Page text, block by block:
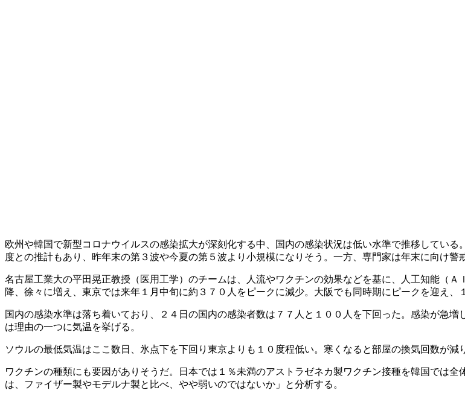
欧州や韓国で新型コロナウイルスの感染拡大が深刻化する中、国内の感染状況は低い水準で推移してい
度との推計もあり、昨年末の第３波や今夏の第５波より小規模になりそう。一方、専門家は年末に向け警
名古屋工業大の平田晃正教授（医用工学）のチームは、人流やワクチンの効果などを基に、人工知能（
降、徐々に増え、東京では来年１月中旬に約３７０人をピークに減少。大阪でも同時期にピークを迎え、
国内の感染水準は落ち着いており、２４日の国内の感染者数は７７人と１００人を下回った。感染が急
は理由の一つに気温を挙げる。
ソウルの最低気温はここ数日、氷点下を下回り東京よりも１０度程低い。寒くなると部屋の換気回数が減
ワクチンの種類にも要因がありそうだ。日本では１％未満のアストラゼネカ製ワクチン接種を韓国では
は、ファイザー製やモデルナ製と比べ、やや弱いのではないか」と分析する。